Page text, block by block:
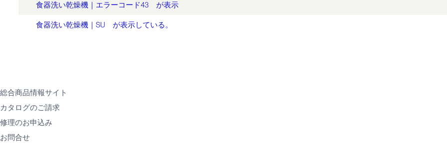
食器洗い乾燥機｜エラーコード43 が表示
食器洗い乾燥機｜SU が表示している。
総合商品情報サイト
カタログのご請求
修理のお申込み
お問合せ